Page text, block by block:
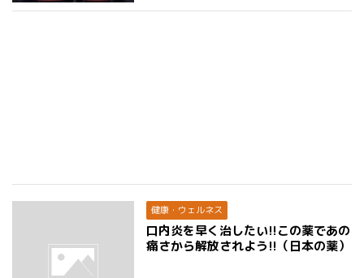
健康・ウェルネス
口内炎を早く治したい!!この薬であの
痛さから解放されよう!!（日本の薬）